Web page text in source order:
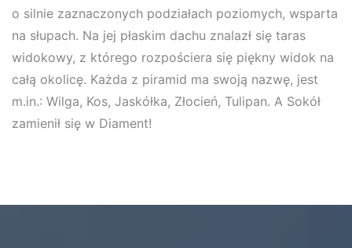
o silnie zaznaczonych podziałach poziomych, wsparta
na słupach. Na jej płaskim dachu znalazł się taras
widokowy, z którego rozpościera się piękny widok na
całą okolicę. Każda z piramid ma swoją nazwę, jest
m.in.: Wilga, Kos, Jaskółka, Złocień, Tulipan. A Sokół
zamienił się w Diament!